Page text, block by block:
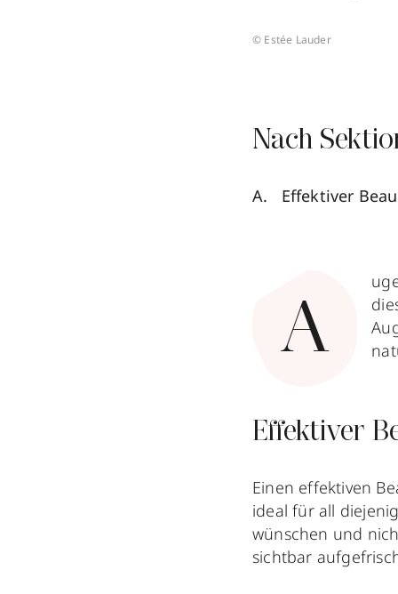
© Estée Lauder
Nach
Effektiver
A
Effektiver
Einen effektiven
ideal für all
wünschen und
sichtbar